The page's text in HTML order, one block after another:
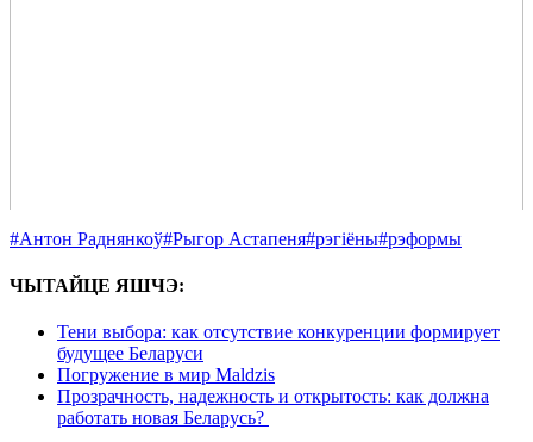
#Антон Раднянкоў#Рыгор Астапеня#рэгіёны#рэформы
ЧЫТАЙЦЕ ЯШЧЭ:
Тени выбора: как отсутствие конкуренции формирует
будущее Беларуси
Погружение в мир Maldzis
Прозрачность, надежность и открытость: как должна
работать новая Беларусь?